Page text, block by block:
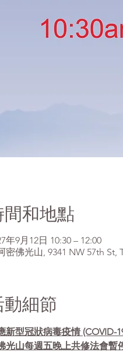
間和地點
年9月12日 10:30 – 12:00
密佛光山, 9341 NW 57th St,
細節
新型冠狀病毒疫情
光山每週五晚上共修法會暫